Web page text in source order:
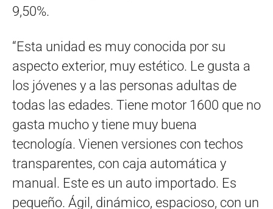
9,50%.
“Esta unidad es muy conocida por su
aspecto exterior, muy estético. Le gusta a
los jóvenes y a las personas adultas de
todas las edades. Tiene motor 1600 que no
gasta mucho y tiene muy buena
tecnología. Vienen versiones con techos
transparentes, con caja automática y
manual. Este es un auto importado. Es
pequeño. Ágil, dinámico, espacioso, con un